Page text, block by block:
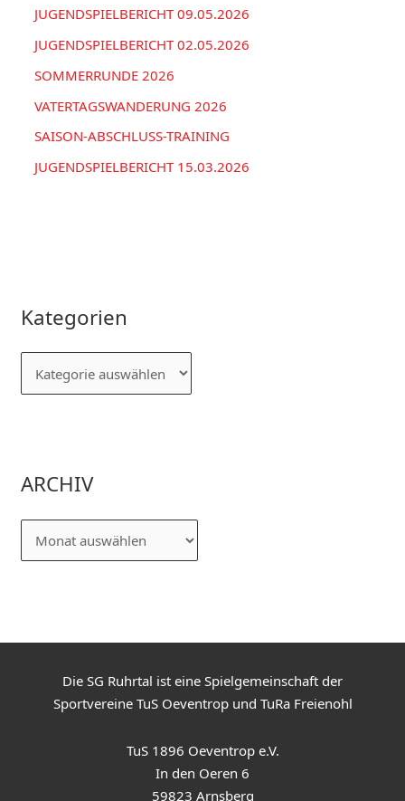
JUGENDSPIELBERICHT 09.05.2026
JUGENDSPIELBERICHT 02.05.2026
SOMMERRUNDE 2026
VATERTAGSWANDERUNG 2026
SAISON-ABSCHLUSS-TRAINING
JUGENDSPIELBERICHT 15.03.2026
Kategorien
ARCHIV
Die SG Ruhrtal ist eine Spielgemeinschaft der
Sportvereine TuS Oeventrop und TuRa Freienohl
TuS 1896 Oeventrop e.V.
In den Oeren 6
59823 Arnsberg